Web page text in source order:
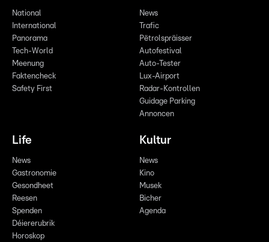
National
International
Panorama
Tech-World
Meenung
Faktencheck
Safety First
News
Trafic
Pëtrolspräisser
Autofestival
Auto-Tester
Lux-Airport
Radar-Kontrollen
Guidage Parking
Annoncen
Life
News
Gastronomie
Gesondheet
Reesen
Spenden
Déiererubrik
Horoskop
Kultur
News
Kino
Musek
Bicher
Agenda